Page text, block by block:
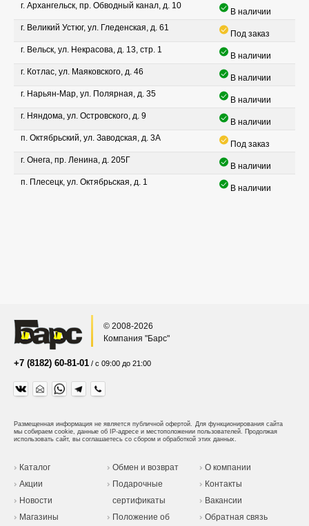
г. Архангельск, пр. Обводный канал, д. 10
В наличии
г. Великий Устюг, ул. Гледенская, д. 61
Под заказ
г. Вельск, ул. Некрасова, д. 13, стр. 1
В наличии
г. Котлас, ул. Маяковского, д. 46
В наличии
г. Нарьян-Мар, ул. Полярная, д. 35
В наличии
г. Няндома, ул. Островского, д. 9
В наличии
п. Октябрьский, ул. Заводская, д. 3А
Под заказ
г. Онега, пр. Ленина, д. 205Г
В наличии
п. Плесецк, ул. Октябрьская, д. 1
В наличии
© 2008-2026
Компания "Барс"
+7 (8182) 60-81-01 / с 09:00 до 21:00
Размещенная информация не является публичной офертой. Для функционирования сайта
мы собираем cookie, данные об IP-адресе и местоположении пользователей. Продолжая
использовать сайт, вы соглашаетесь со сбором и обработкой этих данных.
Каталог
Акции
Новости
Магазины
Обмен и возврат
Подарочные
сертификаты
Положение об
О компании
Контакты
Вакансии
Обратная связь